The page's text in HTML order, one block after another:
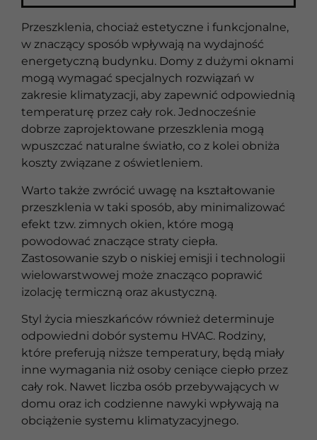
Przeszklenia, chociaż estetyczne i funkcjonalne,
w znaczący sposób wpływają na wydajność
energetyczną budynku. Domy z dużymi oknami
mogą wymagać specjalnych rozwiązań w
zakresie klimatyzacji, aby zapewnić odpowiednią
temperaturę przez cały rok. Jednocześnie
dobrze zaprojektowane przeszklenia mogą
wpuszczać naturalne światło, co z kolei obniża
koszty związane z oświetleniem.
Warto także zwrócić uwagę na kształtowanie
przeszklenia w taki sposób, aby minimalizować
efekt tzw. zimnych okien, które mogą
powodować znaczące straty ciepła.
Zastosowanie szyb o niskiej emisji i technologii
wielowarstwowej może znacząco poprawić
izolację termiczną oraz akustyczną.
Styl życia mieszkańców również determinuje
odpowiedni dobór systemu HVAC. Rodziny,
które preferują niższe temperatury, będą miały
inne wymagania niż osoby ceniące ciepło przez
cały rok. Nawet liczba osób przebywających w
domu oraz ich codzienne nawyki wpływają na
obciążenie systemu klimatyzacyjnego.